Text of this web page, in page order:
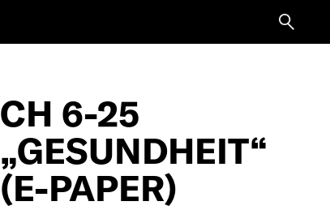
CH 6-25
„GESUNDHEIT“
(E-PAPER)